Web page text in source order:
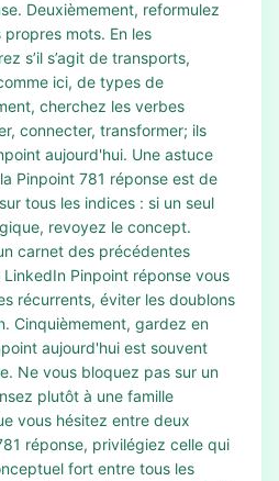
Deuxièmement, reformulez
mots. En les
s’il s’agit de transports,
ici, de types de
cherchez les verbes
connecter, transformer; ils
aujourd'hui. Une astuce
Pinpoint 781 réponse est de
tous les indices : si un seul
revoyez le concept.
carnet des précédentes
Pinpoint réponse vous
récurrents, éviter les doublons
Cinquièmement, gardez en
aujourd'hui est souvent
Ne vous bloquez pas sur un
plutôt à une famille
vous hésitez entre deux
réponse, privilégiez celle qui
fort entre tous les